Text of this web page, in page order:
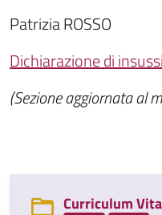
Patrizia ROSSO
Dichiarazione di
(Sezione aggiornata al
Curriculum